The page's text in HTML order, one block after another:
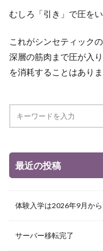
むしろ「引き」で圧をい
これがシンセティック
深層の筋肉まで圧が入
を消耗することはありま
最近の投稿
体験入学は2026年9月から
サーバー移転完了